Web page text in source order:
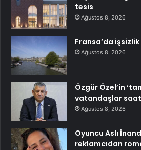
tesis
Ağustos 8, 2026
Fransa’da işsizlik
Ağustos 8, 2026
Özgür Özel’in
vatandaşlar
Ağustos 8, 2026
Oyuncu Aslı
reklamcıdan